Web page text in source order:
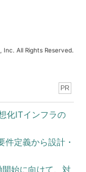
All Rights Reserved.
PR
化ITインフラの
件定義から設計・
始に向けて、対